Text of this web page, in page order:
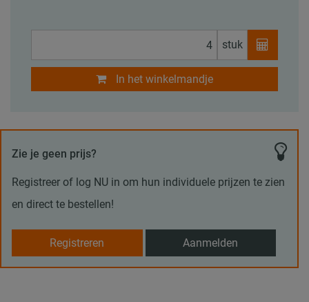
stuk
In het winkelmandje
Zie je geen prijs?
Registreer of log NU in om hun individuele prijzen te zien
en direct te bestellen!
Registreren Aanmelden